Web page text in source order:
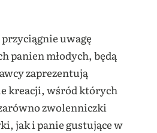
uwagę
panien młodych, będą
zaprezentują
kreacji, wśród których
zwolenniczki
jak i panie gustujące w